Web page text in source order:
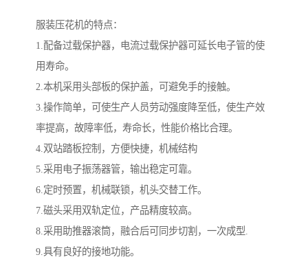
服装压花机的特点：
1.配备过载保护器，电流过载保护器可延长电子管的使
用寿命。
2.本机采用头部板的保护盖，可避免手的接触。
3.操作简单，可使生产人员劳动强度降至低，使生产效
率提高，故障率低，寿命长，性能价格比合理。
4.双站踏板控制，方便快捷，机械结构
5.采用电子振荡器管，输出稳定可靠。
6.定时预置，机械联锁，机头交替工作。
7.磁头采用双轨定位，产品精度较高。
8.采用助推器滚筒，融合后可同步切割，一次成型.
9.具有良好的接地功能。